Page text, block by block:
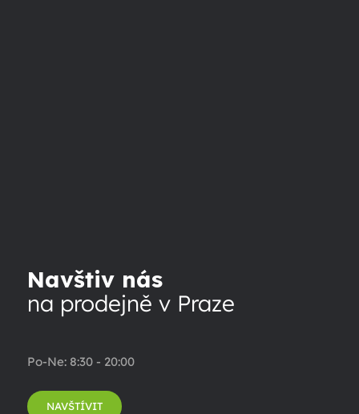
Navštiv nás
na prodejně v Praze
Po-Ne: 8:30 - 20:00
NAVŠTÍVIT